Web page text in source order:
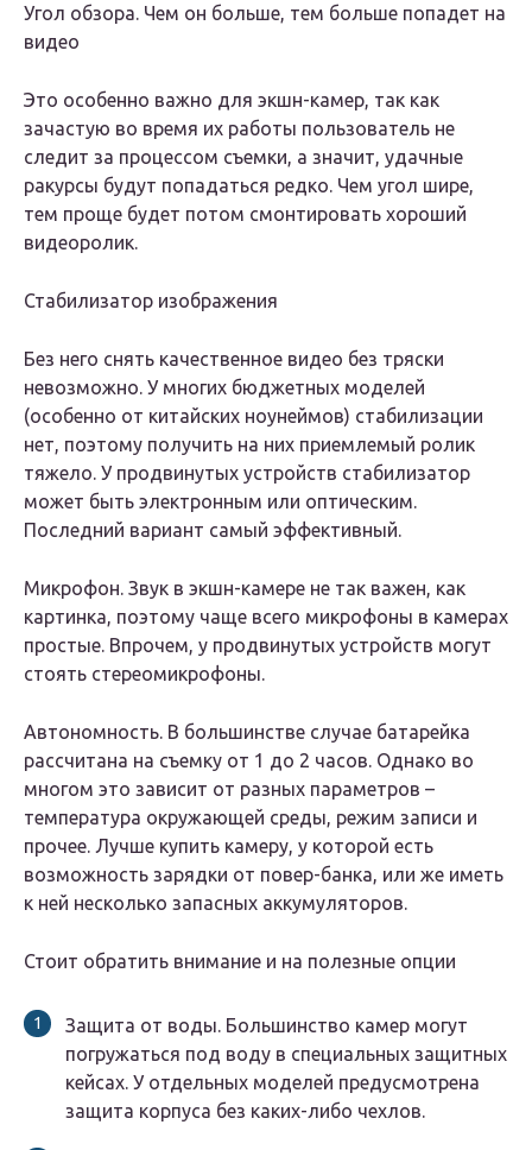
Угол обзора. Чем он больше, тем больше попадет на
видео
Это особенно важно для экшн-камер, так как
зачастую во время их работы пользователь не
следит за процессом съемки, а значит, удачные
ракурсы будут попадаться редко. Чем угол шире,
тем проще будет потом смонтировать хороший
видеоролик.
Стабилизатор изображения
Без него снять качественное видео без тряски
невозможно. У многих бюджетных моделей
(особенно от китайских ноунеймов) стабилизации
нет, поэтому получить на них приемлемый ролик
тяжело. У продвинутых устройств стабилизатор
может быть электронным или оптическим.
Последний вариант самый эффективный.
Микрофон. Звук в экшн-камере не так важен, как
картинка, поэтому чаще всего микрофоны в камерах
простые. Впрочем, у продвинутых устройств могут
стоять стереомикрофоны.
Автономность. В большинстве случае батарейка
рассчитана на съемку от 1 до 2 часов. Однако во
многом это зависит от разных параметров –
температура окружающей среды, режим записи и
прочее. Лучше купить камеру, у которой есть
возможность зарядки от повер-банка, или же иметь
к ней несколько запасных аккумуляторов.
Стоит обратить внимание и на полезные опции
Защита от воды. Большинство камер могут
погружаться под воду в специальных защитных
кейсах. У отдельных моделей предусмотрена
защита корпуса без каких-либо чехлов.